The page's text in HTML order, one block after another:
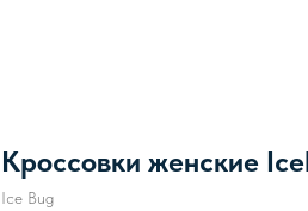
Кроссовки женские
Ice Bug